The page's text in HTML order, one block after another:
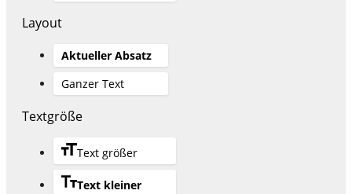
Layout
Aktueller Absatz
Ganzer Text
Textgröße
Text größer
Text kleiner